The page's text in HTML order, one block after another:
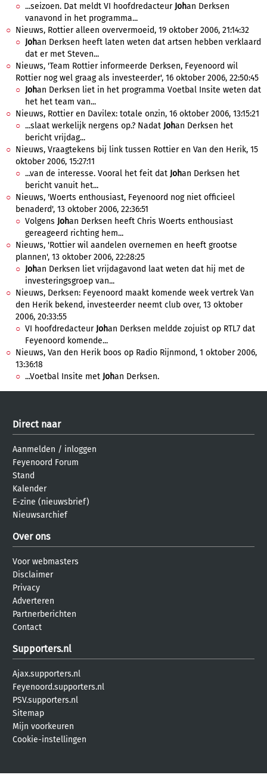
...seizoen. Dat meldt VI hoofdredacteur Johan Derksen
vanavond in het programma...
Nieuws, Rottier alleen oververmoeid, 19 oktober 2006, 21:14:32
Johan Derksen heeft laten weten dat artsen hebben verklaard
dat er met Steven...
Nieuws, 'Team Rottier informeerde Derksen, Feyenoord wil
Rottier nog wel graag als investeerder', 16 oktober 2006, 22:50:45
Johan Derksen liet in het programma Voetbal Insite weten dat
het het team van...
Nieuws, Rottier en Davilex: totale onzin, 16 oktober 2006, 13:15:21
...slaat werkelijk nergens op.? Nadat Johan Derksen het
bericht vrijdag...
Nieuws, Vraagtekens bij link tussen Rottier en Van den Herik, 15
oktober 2006, 15:27:11
...van de interesse. Vooral het feit dat Johan Derksen het
bericht vanuit het...
Nieuws, 'Woerts enthousiast, Feyenoord nog niet officieel
benaderd', 13 oktober 2006, 22:36:51
Volgens Johan Derksen heeft Chris Woerts enthousiast
gereageerd richting hem...
Nieuws, 'Rottier wil aandelen overnemen en heeft grootse
plannen', 13 oktober 2006, 22:28:25
Johan Derksen liet vrijdagavond laat weten dat hij met de
investeringsgroep van...
Nieuws, Derksen: Feyenoord maakt komende week vertrek Van
den Herik bekend, investeerder neemt club over, 13 oktober
2006, 20:33:55
VI hoofdredacteur Johan Derksen meldde zojuist op RTL7 dat
Feyenoord komende...
Nieuws, Van den Herik boos op Radio Rijnmond, 1 oktober 2006,
13:36:18
...Voetbal Insite met Johan Derksen.
Direct naar
Aanmelden / inloggen
Feyenoord Forum
Stand
Kalender
E-zine (nieuwsbrief)
Nieuwsarchief
Over ons
Voor webmasters
Disclaimer
Privacy
Adverteren
Partnerberichten
Contact
Supporters.nl
Ajax.supporters.nl
Feyenoord.supporters.nl
PSV.supporters.nl
Sitemap
Mijn voorkeuren
Cookie-instellingen